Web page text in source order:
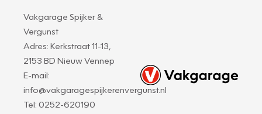
Vakgarage Spijker &
Vergunst
Adres: Kerkstraat 11-13,
2153 BD Nieuw Vennep
E-mail:
info@vakgaragespijkerenvergunst.nl
Tel: 0252-620190